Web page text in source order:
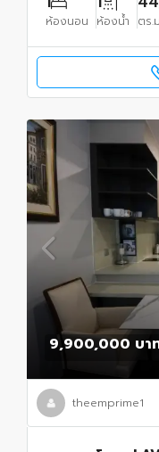
ห้องนอน ห้องน้ำ ตร.
9,900,000 บา
theemprime1